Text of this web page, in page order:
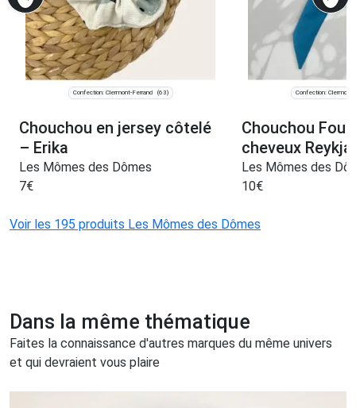
Confection: Clermont-Ferrand (63)
Chouchou en jersey côtelé
– Erika
Les Mômes des Dômes
7€
Confection: Clermont-
Chouchou
cheveux
Les Mômes des
10€
Voir les 195 produits Les Mômes des Dômes
Dans la même thématique
Faites la connaissance d'autres marques du même univers
et qui devraient vous plaire